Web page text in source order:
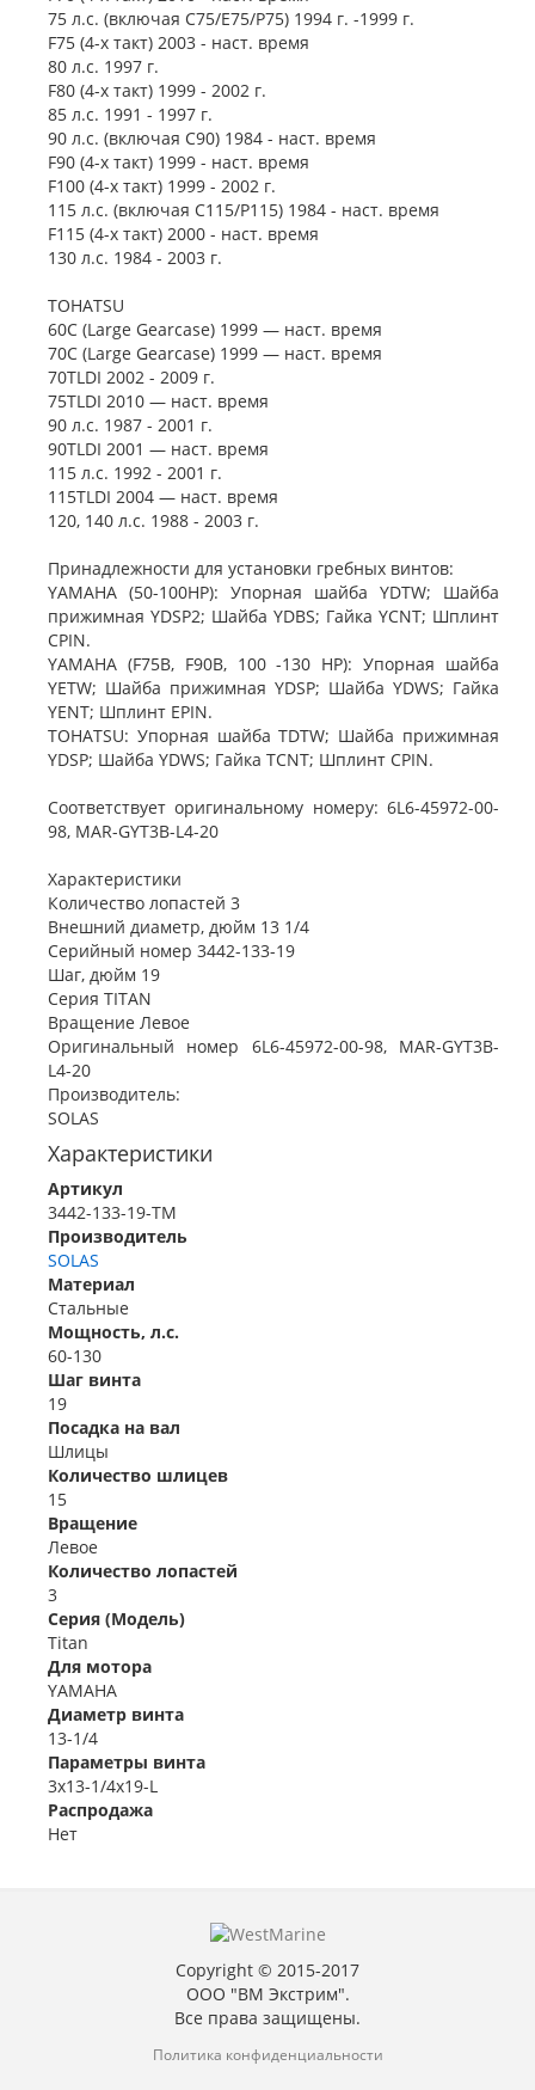
75 л.с. (включая C75/E75/P75) 1994 г. -1999 г.
F75 (4-х такт) 2003 - наст. время
80 л.с. 1997 г.
F80 (4-х такт) 1999 - 2002 г.
85 л.с. 1991 - 1997 г.
90 л.с. (включая C90) 1984 - наст. время
F90 (4-х такт) 1999 - наст. время
F100 (4-х такт) 1999 - 2002 г.
115 л.с. (включая C115/P115) 1984 - наст. время
F115 (4-х такт) 2000 - наст. время
130 л.с. 1984 - 2003 г.
TOHATSU
60C (Large Gearcase) 1999 — наст. время
70C (Large Gearcase) 1999 — наст. время
70TLDI 2002 - 2009 г.
75TLDI 2010 — наст. время
90 л.с. 1987 - 2001 г.
90TLDI 2001 — наст. время
115 л.с. 1992 - 2001 г.
115TLDI 2004 — наст. время
120, 140 л.с. 1988 - 2003 г.
Принадлежности для установки гребных винтов:
YAMAHA (50-100HP): Упорная шайба YDTW; Шайба
прижимная YDSP2; Шайба YDBS; Гайка YCNT; Шплинт
CPIN.
YAMAHA (F75B, F90B, 100 -130 HP): Упорная шайба
YETW; Шайба прижимная YDSP; Шайба YDWS; Гайка
YENT; Шплинт EPIN.
TOHATSU: Упорная шайба TDTW; Шайба прижимная
YDSP; Шайба YDWS; Гайка TCNT; Шплинт CPIN.
Соответствует оригинальному номеру: 6L6-45972-00-
98, MAR-GYT3B-L4-20
Характеристики
Количество лопастей 3
Внешний диаметр, дюйм 13 1/4
Серийный номер 3442-133-19
Шаг, дюйм 19
Серия TITAN
Вращение Левое
Оригинальный номер 6L6-45972-00-98, MAR-GYT3B-
L4-20
Производитель:
SOLAS
Характеристики
Артикул
3442-133-19-TM
Производитель
SOLAS
Материал
Стальные
Мощность, л.с.
60-130
Шаг винта
19
Посадка на вал
Шлицы
Количество шлицев
15
Вращение
Левое
Количество лопастей
3
Серия (Модель)
Titan
Для мотора
YAMAHA
Диаметр винта
13-1/4
Параметры винта
3x13-1/4x19-L
Распродажа
Нет
Copyright © 2015-2017
ООО "ВМ Экстрим".
Все права защищены.
Политика конфиденциальности